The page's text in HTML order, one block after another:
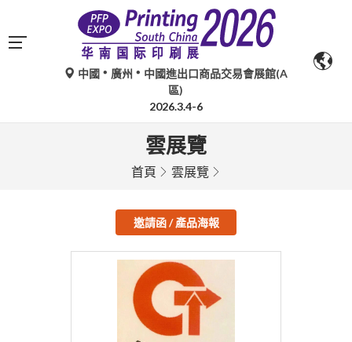
中國 廣州
中國進出口商品交易會展館(A
區)
2026.3.4-6
雲展覽
首頁 雲展覽
邀請函 / 產品海報